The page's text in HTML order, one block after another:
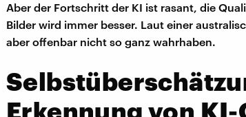
Aber der Fortschritt der KI ist rasant, die
Bilder wird immer besser. Laut einer
aber offenbar nicht so ganz wahrhaben.
Erkennung von